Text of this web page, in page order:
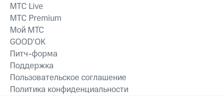
MTС Live
MTС Premium
Мой МТС
GOOD’OK
Питч-форма
Поддержка
Пользовательское соглашение
Политика конфиденциальности